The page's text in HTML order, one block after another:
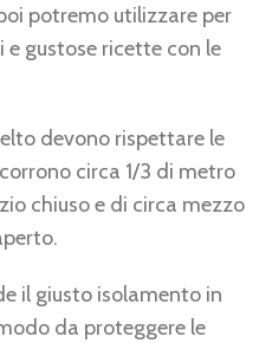
potremo utilizzare per
gustose ricette con le
devono rispettare le
circa 1/3 di metro
chiuso e di circa mezzo
il giusto isolamento in
da proteggere le